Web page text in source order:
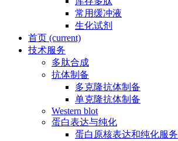
常用缓冲液
生化试剂
首页 (current)
技术服务
多肽合成
抗体制备
多克隆抗体制备
单克隆抗体制备
Western blot
蛋白表达与纯化
蛋白原核表达和纯化服务